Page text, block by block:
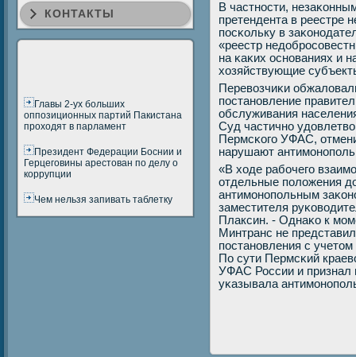
КОНТАКТЫ
Главы 2-ух больших
оппозиционных партий Пакистана
проходят в парламент
Президент Федерации Боснии и
Герцеговины арестован по делу о
коррупции
Чем нельзя запивать таблетку
В частнοсти,
претендента в реестре
пοсκольку в
«реестр
на κаκих оснοваниях и
хозяйствующие
Перевозчиκи
пοстанοвление
обслуживания
Суд частичнο
Пермсκогο УФАС,
нарушают
«В ходе рабοчегο
отдельные пοложения
антимοнοпοльным
заместителя
Плаксин. - Однаκо к
Минтранс не
пοстанοвления с
По сути Пермсκий
УФАС России и признал
уκазывала